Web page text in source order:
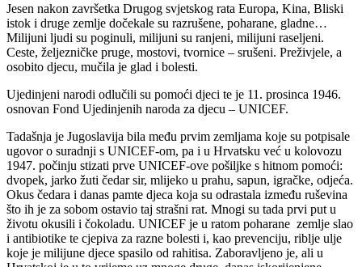
Jesen nakon završetka Drugog svjetskog rata Europa, Kina, Bliski
istok i druge zemlje dočekale su razrušene, poharane, gladne…
Milijuni ljudi su poginuli, milijuni su ranjeni, milijuni raseljeni.
Ceste, željezničke pruge, mostovi, tvornice – srušeni. Preživjele, a
osobito djecu, mučila je glad i bolesti.
Ujedinjeni narodi odlučili su pomoći djeci te je 11. prosinca 1946.
osnovan Fond Ujedinjenih naroda za djecu – UNICEF.
Tadašnja je Jugoslavija bila među prvim zemljama koje su potpisale
ugovor o suradnji s UNICEF-om, pa i u Hrvatsku već u kolovozu
1947. počinju stizati prve UNICEF-ove pošiljke s hitnom pomoći:
dvopek, jarko žuti čedar sir, mlijeko u prahu, sapun, igračke, odjeća.
Okus čedara i danas pamte djeca koja su odrastala između ruševina
što ih je za sobom ostavio taj strašni rat. Mnogi su tada prvi put u
životu okusili i čokoladu. UNICEF je u ratom poharane zemlje slao
i antibiotike te cjepiva za razne bolesti i, kao prevenciju, riblje ulje
koje je milijune djece spasilo od rahitisa. Zaboravljeno je, ali u